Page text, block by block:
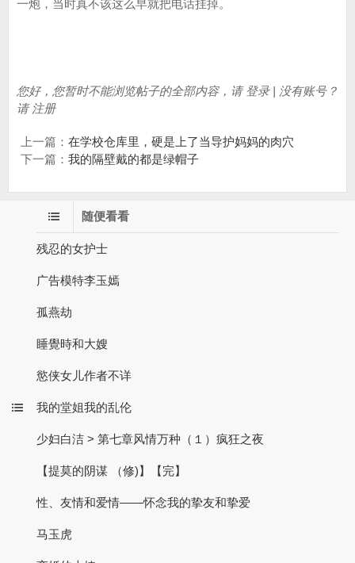
一炮，当时真不该这么早就把电话挂掉。
您好，您暂时不能浏览帖子的全部内容，请 登录 | 没有账号？
请 注册
上一篇： 在学校仓库里，硬是上了当导护妈妈的肉穴
下一篇： 我的隔壁戴的都是绿帽子
随便看看
残忍的女护士
广告模特李玉嫣
孤燕劫
睡覺時和大嫂
慾侠女儿作者不详
我的堂姐我的乱伦
少妇白洁 > 第七章风情万种（１）疯狂之夜
【提莫的阴谋 （修)】【完】
性、友情和爱情——怀念我的挚友和挚爱
马玉虎